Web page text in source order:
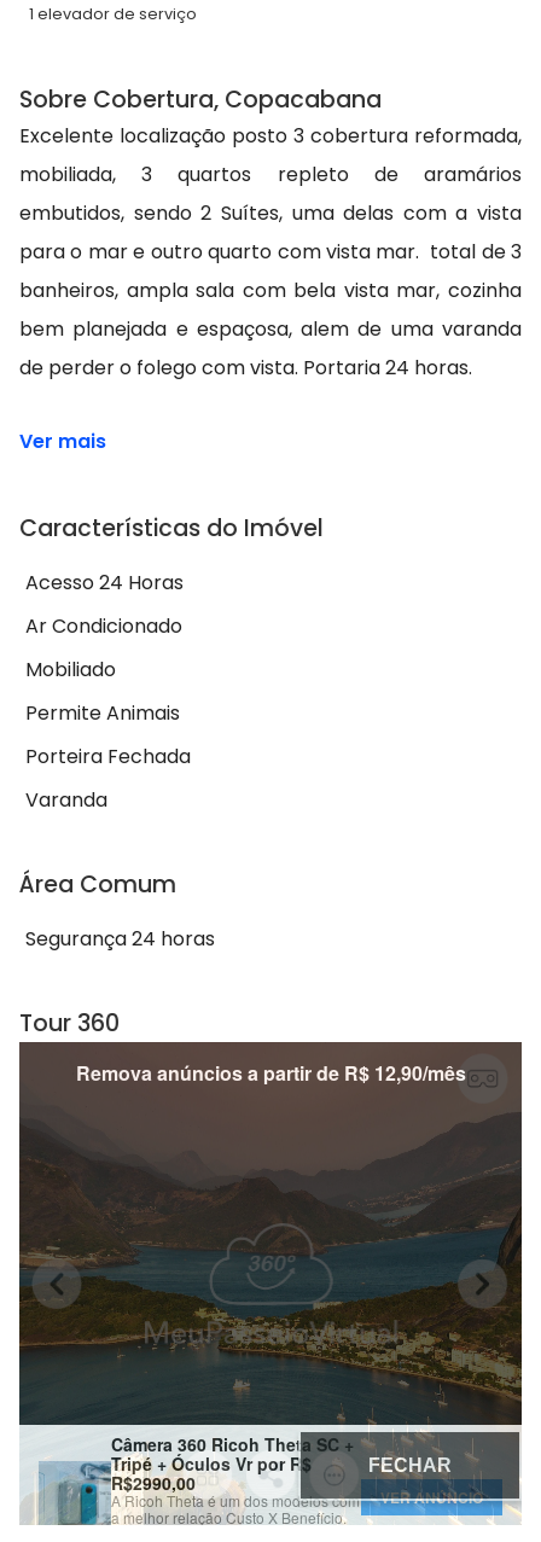
1 elevador de serviço
Sobre Cobertura, Copacabana
Excelente localização posto 3 cobertura reformada,
mobiliada, 3 quartos repleto de aramários
embutidos, sendo 2 Suítes, uma delas com a vista
para o mar e outro quarto com vista mar. total de 3
banheiros, ampla sala com bela vista mar, cozinha
bem planejada e espaçosa, alem de uma varanda
de perder o folego com vista. Portaria 24 horas.
Ver mais
Características do Imóvel
Acesso 24 Horas
Ar Condicionado
Mobiliado
Permite Animais
Porteira Fechada
Varanda
Área Comum
Segurança 24 horas
Tour 360